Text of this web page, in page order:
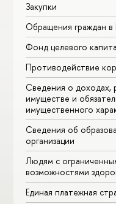
Закупки
Обращения граждан
Фонд целевого
Противодействие
Сведения о доходах,
имуществе и
имущественного
Сведения об
организации
Людям с
возможностями
Единая платежная